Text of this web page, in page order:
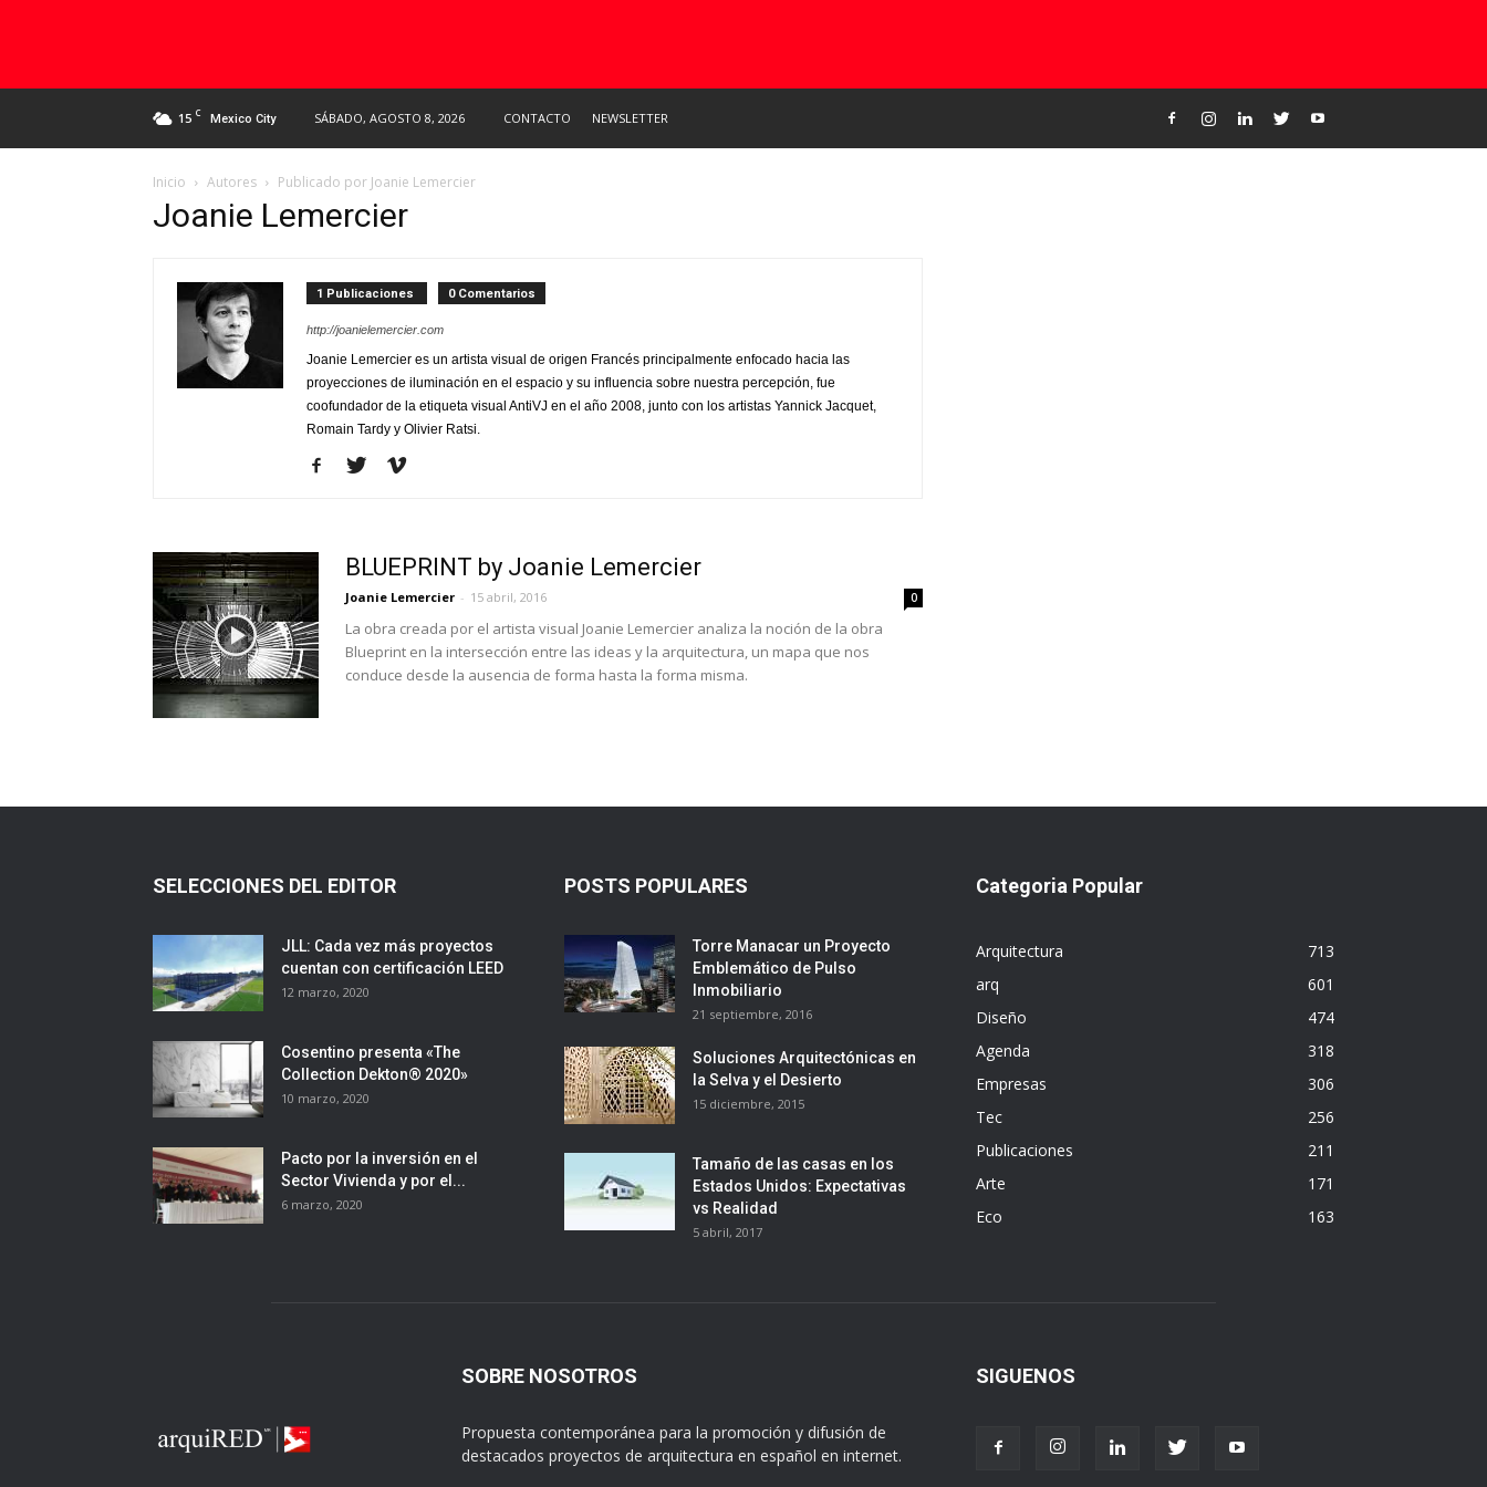
15 C Mexico City SÁBADO, AGOSTO 8, 2026 CONTACTO NEWSLETTER
Inicio Autores Publicado por Joanie Lemercier
Joanie Lemercier
1 Publicaciones 0 Comentarios
http://joanielemercier.com
Joanie Lemercier es un artista visual de origen Francés principalmente enfocado hacia las
proyecciones de iluminación en el espacio y su influencia sobre nuestra percepción, fue
coofundador de la etiqueta visual AntiVJ en el año 2008, junto con los artistas Yannick Jacquet,
Romain Tardy y Olivier Ratsi.
BLUEPRINT by Joanie Lemercier
Joanie Lemercier - 15 abril, 2016 0
La obra creada por el artista visual Joanie Lemercier analiza la noción de la obra
Blueprint en la intersección entre las ideas y la arquitectura, un mapa que nos
conduce desde la ausencia de forma hasta la forma misma.
SELECCIONES DEL EDITOR
JLL: Cada vez más proyectos
cuentan con certificación LEED
12 marzo, 2020
Cosentino presenta «The
Collection Dekton® 2020»
10 marzo, 2020
Pacto por la inversión en el
Sector Vivienda y por el...
6 marzo, 2020
POSTS POPULARES
Torre Manacar un Proyecto
Emblemático de Pulso
Inmobiliario
21 septiembre, 2016
Soluciones Arquitectónicas en
la Selva y el Desierto
15 diciembre, 2015
Tamaño de las casas en los
Estados Unidos: Expectativas
vs Realidad
5 abril, 2017
Categoria Popular
Arquitectura
713
arq
601
Diseño
474
Agenda
318
Empresas
306
Tec
256
Publicaciones
211
Arte
171
Eco
163
SOBRE NOSOTROS
Propuesta contemporánea para la promoción y difusión de
destacados proyectos de arquitectura en español en internet.
SIGUENOS